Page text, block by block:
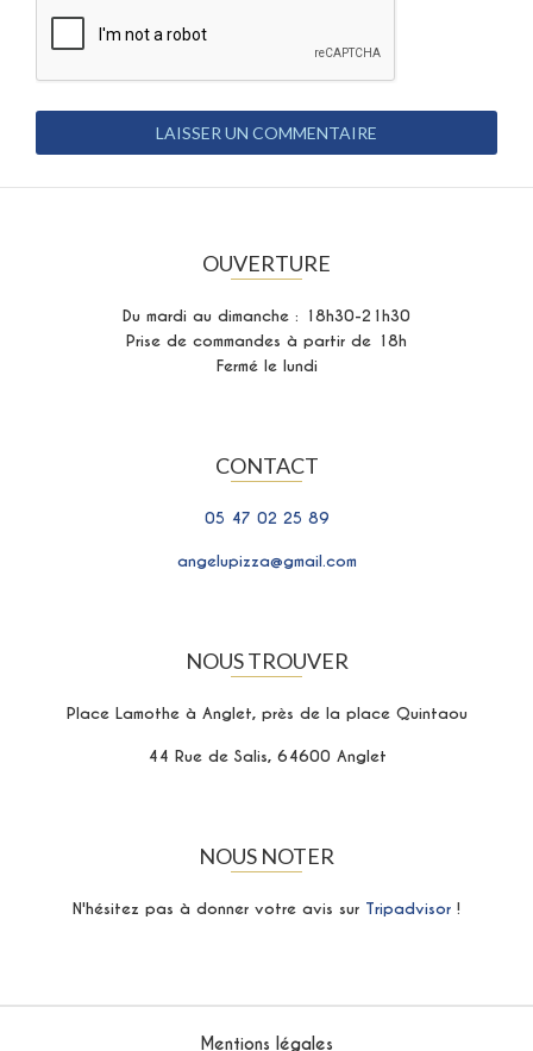
OUVERTURE
Du mardi au dimanche : 18h30-21h30
Prise de commandes à partir de 18h
Fermé le lundi
CONTACT
05 47 02 25 89
angelupizza@gmail.com
NOUS TROUVER
Place Lamothe à Anglet, près de la place Quintaou
44 Rue de Salis, 64600 Anglet
NOUS NOTER
N'hésitez pas à donner votre avis sur Tripadvisor !
Mentions légales